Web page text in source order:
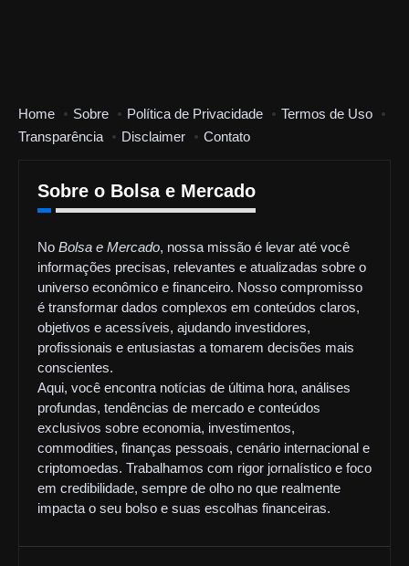
Home Sobre Política de Privacidade
Termos de Uso
Transparência
Disclaimer Contato
Sobre o Bolsa e Mercado
No Bolsa e Mercado, nossa missão é levar até você
informações precisas, relevantes e atualizadas sobre o
universo econômico e financeiro. Nosso compromisso
é transformar dados complexos em conteúdos claros,
objetivos e acessíveis, ajudando investidores,
profissionais e entusiastas a tomarem decisões mais
conscientes.
Aqui, você encontra notícias de última hora, análises
profundas, tendências de mercado e conteúdos
exclusivos sobre economia, investimentos,
commodities, finanças pessoais, cenário internacional e
criptomoedas. Trabalhamos com rigor jornalístico e foco
em credibilidade, sempre de olho no que realmente
impacta o seu bolso e suas escolhas financeiras.